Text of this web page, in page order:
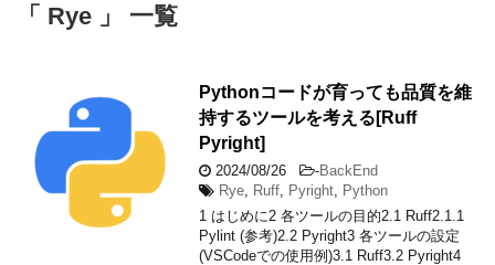
「 Rye 」 一覧
Pythonコードが育っても品質を維
持するツールを考える[Ruff
Pyright]
2024/08/26 -BackEnd
Rye Ruff Pyright Python
1 はじめに2 各ツールの目的2.1 Ruff2.1.1
Pylint (参考)2.2 Pyright3 各ツールの設定
(VSCodeでの使用例)3.1 Ruff3.2 Pyright4